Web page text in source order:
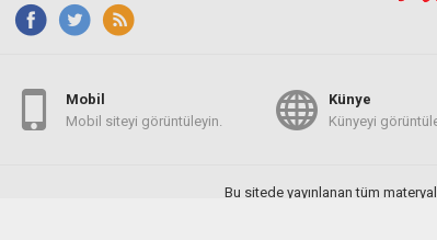
Mobil
Mobil siteyi görüntüleyin.
Künye
Künyeyi
Bu sitede yayınlanan tüm